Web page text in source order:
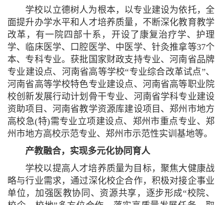
学校以立德树人为根本，以专业建设为依托，全
面提升办学水平和人才培养质量，不断深化教育教学
改革，有一院四部十系，开设了康复治疗学、护理
学、临床医学、口腔医学、中医学、针灸推拿等37个
本、专科专业。获批国家财政支持专业、河南省品牌
专业建设点、河南省高等学校“专业综合改革试点”、
河南省高等学校特色专业建设点、河南省高等职业院
校创新发展行动计划骨干专业、河南省学科专业建设
资助项目、河南省教学资源库建设项目、郑州市地方
高校急(特)需专业立项建设点、郑州市重点专业、郑
州市地方高校示范专业、郑州市示范性实训基地等。
产教融合，实现多元化协同育人
学校以提高人才培养质量为目标，聚焦大健康战
略与行业需求，通过深化校企合作，积极对接企事业
单位，加强医教协同、资源共享，逐步形成“校院、